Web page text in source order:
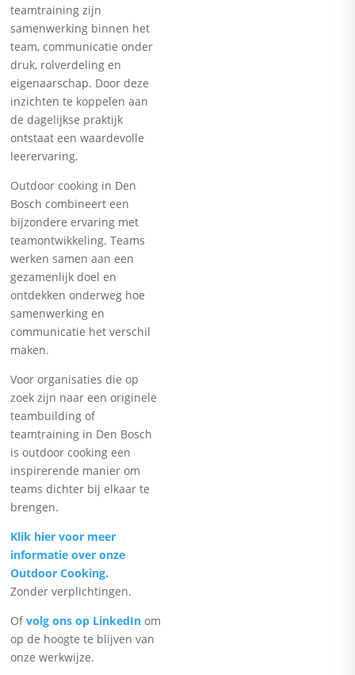
teamtraining zijn
samenwerking binnen het
team, communicatie onder
druk, rolverdeling en
eigenaarschap. Door deze
inzichten te koppelen aan
de dagelijkse praktijk
ontstaat een waardevolle
leerervaring.
Outdoor cooking in Den
Bosch combineert een
bijzondere ervaring met
teamontwikkeling. Teams
werken samen aan een
gezamenlijk doel en
ontdekken onderweg hoe
samenwerking en
communicatie het verschil
maken.
Voor organisaties die op
zoek zijn naar een originele
teambuilding of
teamtraining in Den Bosch
is outdoor cooking een
inspirerende manier om
teams dichter bij elkaar te
brengen.
Klik hier voor meer
informatie over onze
Outdoor Cooking.
Zonder verplichtingen.
Ofvolg ons op LinkedIn om
op de hoogte te blijven van
onze werkwijze.